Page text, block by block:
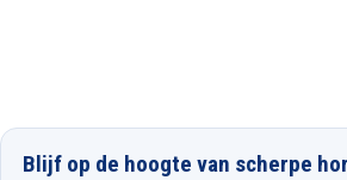
Blijf op de hoogte van scherpe